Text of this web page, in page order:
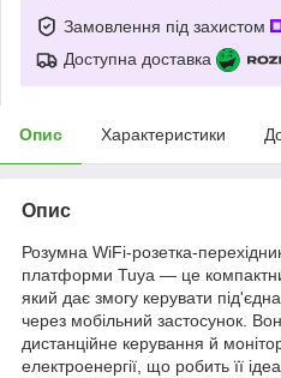
Замовлення під захистом
Доступна доставка
Опис Характеристики
Опис
Розумна WiFi-розетка-
платформи Tuya — це
який дає змогу керувати
через мобільний застосунок.
дистанційне керування й
електроенергії, що робить її